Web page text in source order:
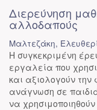
Διερεύνηση
αλλοδαπούς
Μαλτεζάκη,
Η συγκεκριμένη
εργαλεία που
και αξιολογούν
ανάγνωση σε
να χρησιμοποιηθούν